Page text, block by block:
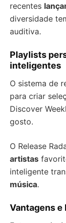
recentes
diversidade
auditiva.
Playlists
inteligentes
O sistema de
para criar
Discover
gosto.
O Release
artistas
inteligente
música.
Vantagens e